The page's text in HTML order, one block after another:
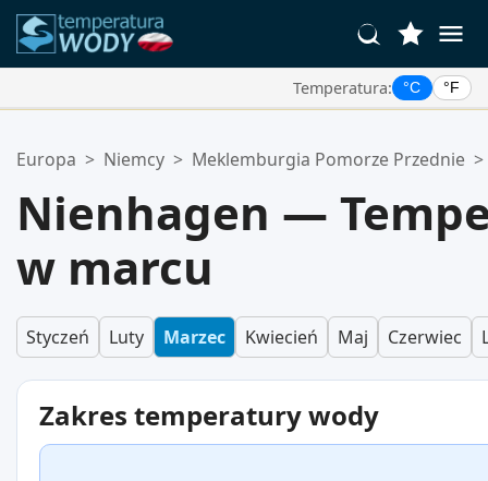
Temperatura: °C °F
Twoja lista ulubionych jest pusta.
Europa > Niemcy > Meklemburgia Pomorze Przednie >
Nienhagen —
w marcu
Styczeń Luty Marzec Kwiecień Maj Czerwiec
Zakres temperatury wody